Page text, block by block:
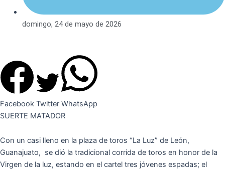
domingo, 24 de mayo de 2026
Facebook Twitter WhatsApp
SUERTE MATADOR
Con un casi lleno en la plaza de toros “La Luz” de León,
Guanajuato, se dió la tradicional corrida de toros en honor de la
Virgen de la luz, estando en el cartel tres jóvenes espadas; el